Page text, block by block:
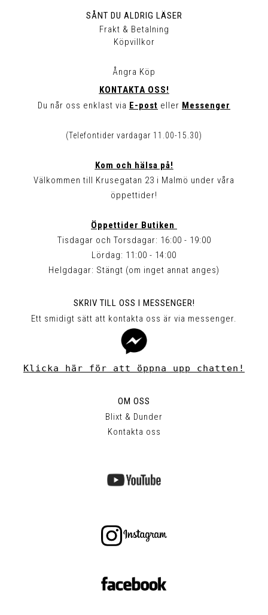
SÅNT DU ALDRIG LÄSER
Frakt & Betalning
Köpvillkor
Ångra Köp
KONTAKTA OSS!
Du når oss enklast via E-post eller Messenger
(Telefontider vardagar 11.00-15.30)
Kom och hälsa på!
Välkommen till Krusegatan 23 i Malmö under våra
öppettider!
Öppettider Butiken
Tisdagar och Torsdagar: 16:00 - 19:00
Lördag: 11:00 - 14:00
Helgdagar: Stängt (om inget annat anges)
SKRIV TILL OSS I MESSENGER!
Ett smidigt sätt att kontakta oss är via messenger.
Klicka här för att öppna upp chatten!
OM OSS
Blixt & Dunder
Kontakta oss